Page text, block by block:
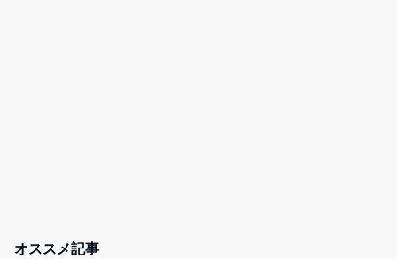
オススメ記事